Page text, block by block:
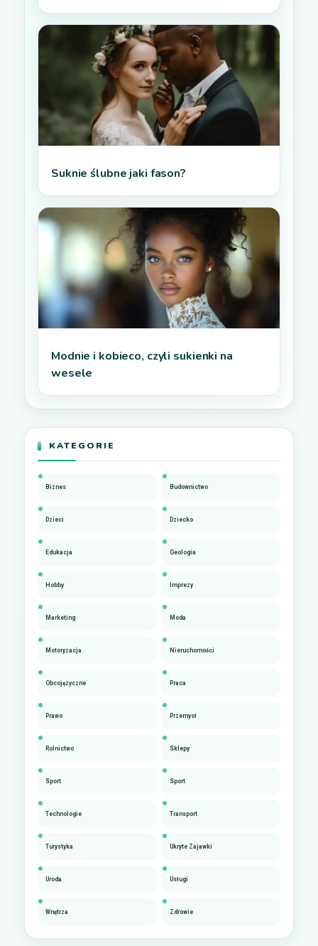
Suknie ślubne jaki fason?
Modnie i kobieco, czyli sukienki na
wesele
KATEGORIE
Biznes Budownictwo
Dzieci Dziecko
Edukacja Geologia
Hobby Imprezy
Marketing Moda
Motoryzacja Nieruchomości
Obcojęzyczne Praca
Prawo Przemysł
Rolnictwo Sklepy
Sport Sport
Technologie Transport
Turystyka Ukryte Zajawki
Uroda Usługi
Wnętrza Zdrowie